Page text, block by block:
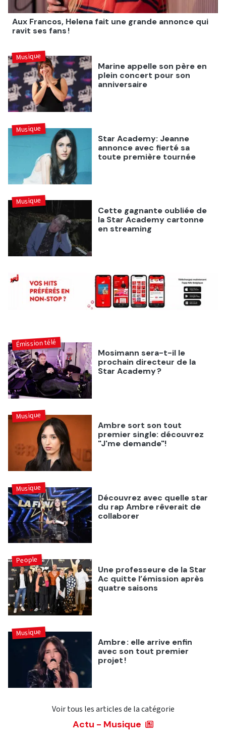
Aux Francos, Helena fait une grande annonce qui
ravit ses fans !
Marine appelle son père en
plein concert pour son
anniversaire
Musique
Star Academy: Jeanne
annonce avec fierté sa
toute première tournée
Musique
Cette gagnante oubliée de
la Star Academy cartonne
en streaming
Musique
Mosimann sera-t-il le
prochain directeur de la
Star Academy ?
Émission télé
Ambre sort son tout
premier single: découvrez
"J'me demande"!
Musique
Découvrez avec quelle star
du rap Ambre rêverait de
collaborer
Musique
Une professeure de la Star
Ac quitte l’émission après
quatre saisons
People
Ambre : elle arrive enfin
avec son tout premier
projet !
Musique
Voir tous les articles de la catégorie
Actu - Musique